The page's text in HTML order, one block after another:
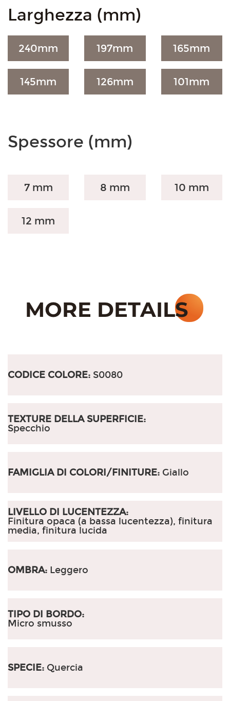
Larghezza (mm)
240mm 197mm 165mm
145mm 126mm 101mm
Spessore (mm)
7 mm 8 mm 10 mm
12 mm
CODICE COLORE: S0080
TEXTURE DELLA SUPERFICIE:
Specchio
FAMIGLIA DI COLORI/FINITURE: Giallo
LIVELLO DI LUCENTEZZA:
Finitura opaca (a bassa lucentezza), finitura
media, finitura lucida
OMBRA: Leggero
TIPO DI BORDO:
Micro smusso
SPECIE: Quercia